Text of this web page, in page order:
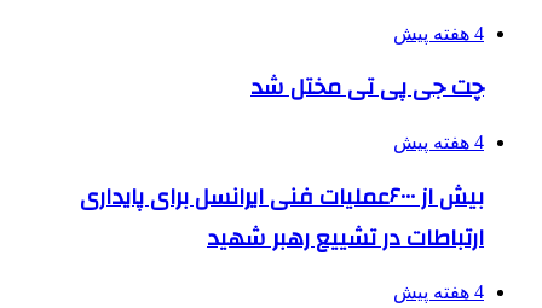
4 هفته پیش
چت جی پی تی مختل شد
4 هفته پیش
بیش از ۶۰۰۰عملیات فنی ایرانسل برای پایداری
ارتباطات در تشییع رهبر شهید
4 هفته پیش